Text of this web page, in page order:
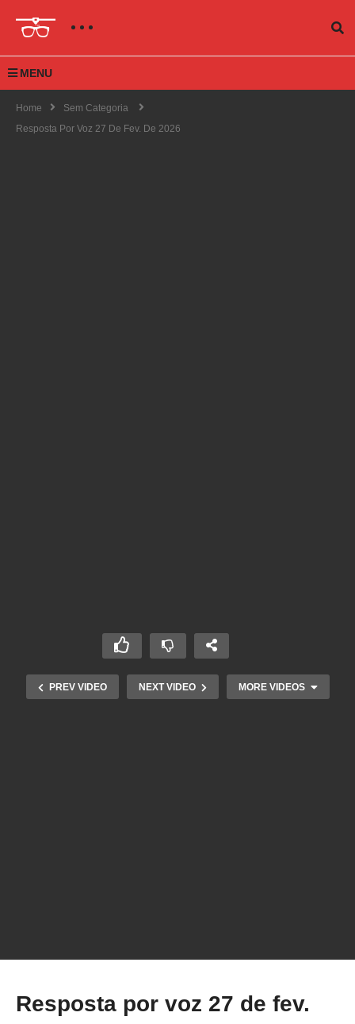
MENU
Home
Sem Categoria
Resposta Por Voz 27 De Fev. De 2026
PREV VIDEO NEXT VIDEO MORE VIDEOS
Resposta por voz 27 de fev.